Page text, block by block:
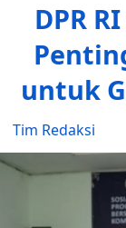
DPR
untuk
Tim Redaksi